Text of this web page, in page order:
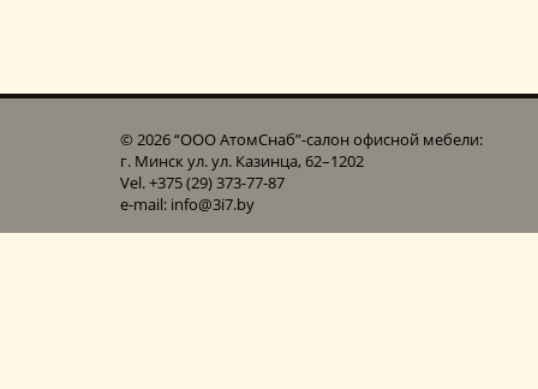
© 2026 “ООО АтомСнаб”-cалон офисной мебели:
г. Минск ул. ул. Казинца, 62–1202
Vel. +375 (29) 373-77-87
e-mail: info@3i7.by